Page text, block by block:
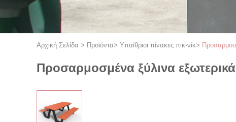
Αρχική Σελίδα > Προϊόντα> Υπαίθριοι πίνακες πικ-νίκ>
Προσαρμοσμένα ξύλινα